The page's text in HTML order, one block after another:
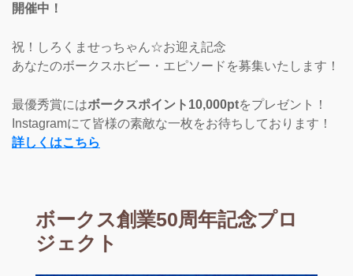
開催中！
祝！しろくませっちゃん☆お迎え記念
あなたのボークスホビー・エピソードを募集いたします！
最優秀賞にはボークスポイント10,000ptをプレゼント！
Instagramにて皆様の素敵な一枚をお待ちしております！
詳しくはこちら
ボークス創業50周年記念プロ
ジェクト